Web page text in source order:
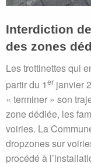
Interdiction
des zones
Les trottinettes qui
partir du 1erjanvier
« terminer » son
zone dédiée, les
voiries. La
dropzones sur
procédé à